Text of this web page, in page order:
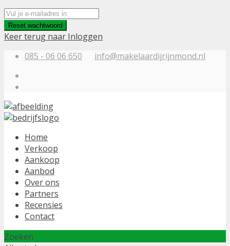
Reset wachtwoord
Keer terug naar Inloggen
085 - 06 06 650
info@makelaardijrijnmond.nl
Home
Verkoop
Aankoop
Aanbod
Over ons
Partners
Recensies
Contact
Zoeken